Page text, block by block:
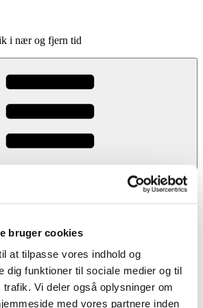
bruger cookies
at tilpasse vores indhold og
dig funktioner til sociale medier og til
Vi deler også oplysninger om
med vores partnere inden
i nær og fjern tid
Menu